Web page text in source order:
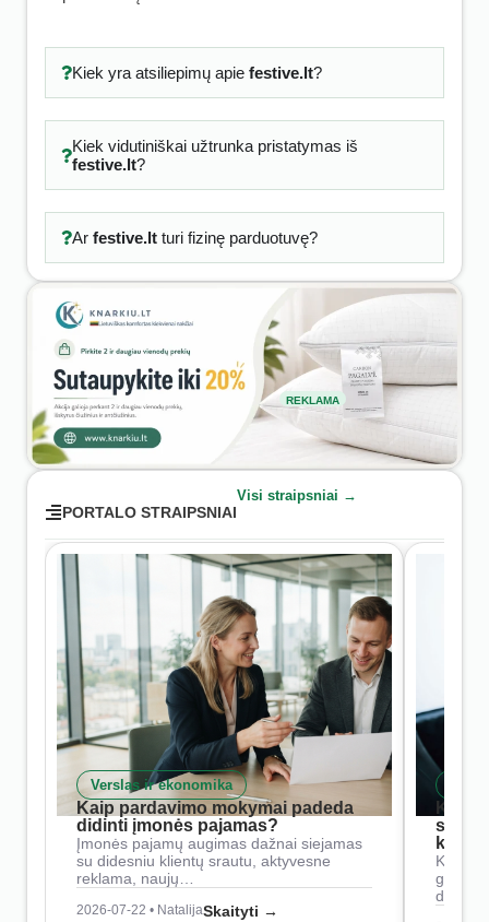
Kiek yra atsiliepimų apie festive.lt?
Kiek vidutiniškai užtrunka pristatymas iš
festive.lt?
Ar festive.ltturi fizinę parduotuvę?
REKLAMA
PORTALO STRAIPSNIAI
Visi straipsniai →
Verslas ir ekonomika
Kaip pardavimo mokymai padeda
didinti įmonės pajamas?
Įmonės pajamų augimas dažnai siejamas
su didesniu klientų srautu, aktyvesne
reklama, naujų…
2026-07-22 • NatalijaSkaityti →
Kaip